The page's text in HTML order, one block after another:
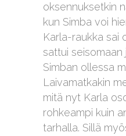
oksennuksetkin
kun Simba voi
Karla-raukka sai
sattui seisomaan
Simban ollessa
Laivamatkakin
mitä nyt Karla
rohkeampi kuin
tarhalla. Sillä